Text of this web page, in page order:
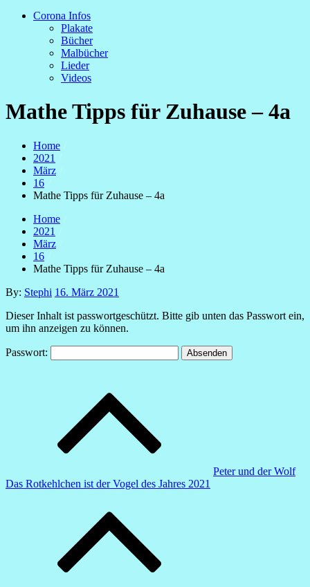
Corona Infos
Plakate
Bücher
Malbücher
Lieder
Videos
Mathe Tipps für Zuhause – 4a
Home
2021
März
16
Mathe Tipps für Zuhause – 4a
Home
2021
März
16
Mathe Tipps für Zuhause – 4a
By: Stephi Posted
16. März 2021
Dieser Inhalt ist passwortgeschützt. Bitte gib unten das Passwort ein,
um ihn anzeigen zu können.
Passwort:
Peter und der Wolf
Das Rotkehlchen ist der Vogel des Jahres 2021